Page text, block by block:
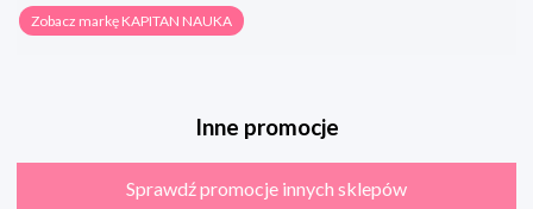
Zobacz markę KAPITAN NAUKA
Inne promocje
Sprawdź promocje innych sklepów